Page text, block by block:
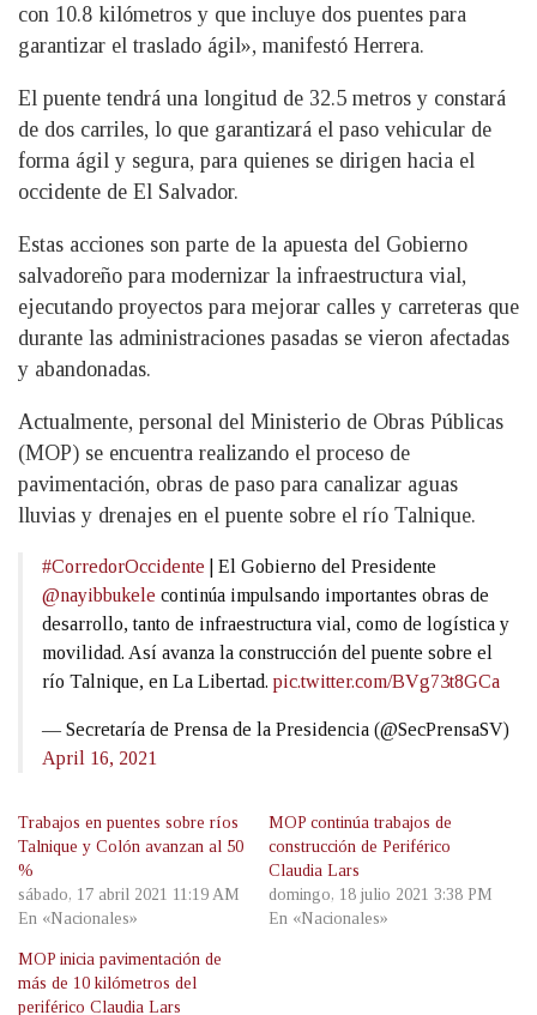
con 10.8 kilómetros y que incluye dos puentes para
garantizar el traslado ágil», manifestó Herrera.
El puente tendrá una longitud de 32.5 metros y constará
de dos carriles, lo que garantizará el paso vehicular de
forma ágil y segura, para quienes se dirigen hacia el
occidente de El Salvador.
Estas acciones son parte de la apuesta del Gobierno
salvadoreño para modernizar la infraestructura vial,
ejecutando proyectos para mejorar calles y carreteras que
durante las administraciones pasadas se vieron afectadas
y abandonadas.
Actualmente, personal del Ministerio de Obras Públicas
(MOP) se encuentra realizando el proceso de
pavimentación, obras de paso para canalizar aguas
lluvias y drenajes en el puente sobre el río Talnique.
#CorredorOccidente | El Gobierno del Presidente
@nayibbukele continúa impulsando importantes obras de
desarrollo, tanto de infraestructura vial, como de logística y
movilidad. Así avanza la construcción del puente sobre el
río Talnique, en La Libertad. pic.twitter.com/BVg73t8GCa
— Secretaría de Prensa de la Presidencia (@SecPrensaSV)
April 16, 2021
Trabajos en puentes sobre ríos
Talnique y Colón avanzan al 50
%
sábado, 17 abril 2021 11:19 AM
En «Nacionales»
MOP continúa trabajos de
construcción de Periférico
Claudia Lars
domingo, 18 julio 2021 3:38 PM
En «Nacionales»
MOP inicia pavimentación de
más de 10 kilómetros del
periférico Claudia Lars